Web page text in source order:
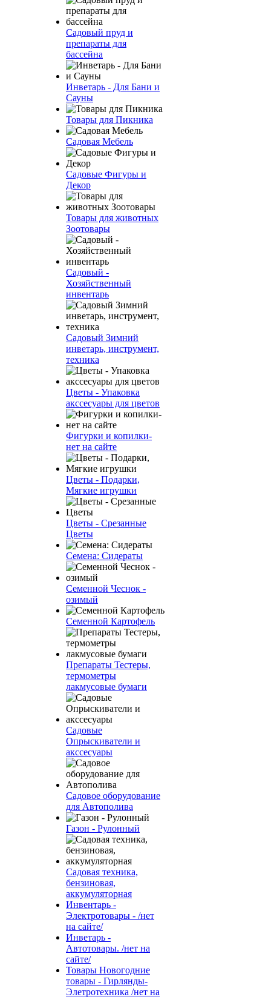
Садовый пруд и
препараты для
бассейна
Инветарь - Для Бани и
Сауны
Товары для Пикника
Садовая Мебель
Садовые Фигуры и
Декор
Товары для животных
Зоотовары
Садовый -
Хозяйственный
инвентарь
Садовый Зимний
инветарь, инструмент,
техника
Цветы - Упаковка
акссесуары для цветов
Фигурки и копилки-
нет на сайте
Цветы - Подарки,
Мягкие игрушки
Цветы - Срезанные
Цветы
Семена: Сидераты
Семенной Чеснок -
озимый
Семенной Картофель
Препараты Тестеры,
термометры
лакмусовые бумаги
Садовые
Опрыскиватели и
акссесуары
Садовое оборудование
для Автополива
Газон - Рулонный
Садовая техника,
бензиновая,
аккумуляторная
Инвентарь -
Электротовары - /нет
на сайте/
Инветарь -
Автотовары. /нет на
сайте/
Товары Новогодние
товары - Гирлянды-
Элетротехника /нет на